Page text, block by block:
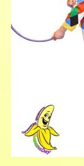
Гелиевые шары